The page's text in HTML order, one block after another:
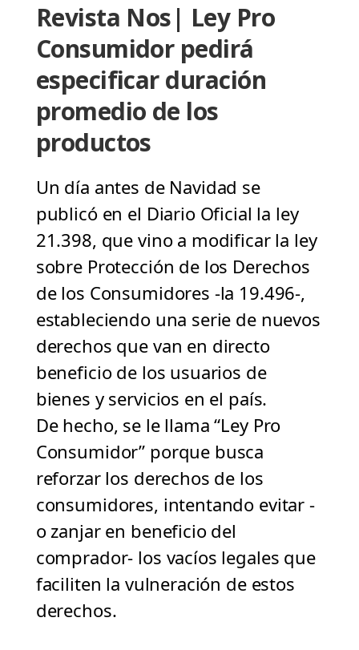
Revista Nos| Ley Pro
Consumidor pedirá
especificar duración
promedio de los
productos
Un día antes de Navidad se
publicó en el Diario Oficial la ley
21.398, que vino a modificar la ley
sobre Protección de los Derechos
de los Consumidores -la 19.496-,
estableciendo una serie de nuevos
derechos que van en directo
beneficio de los usuarios de
bienes y servicios en el país.
De hecho, se le llama “Ley Pro
Consumidor” porque busca
reforzar los derechos de los
consumidores, intentando evitar -
o zanjar en beneficio del
comprador- los vacíos legales que
faciliten la vulneración de estos
derechos.